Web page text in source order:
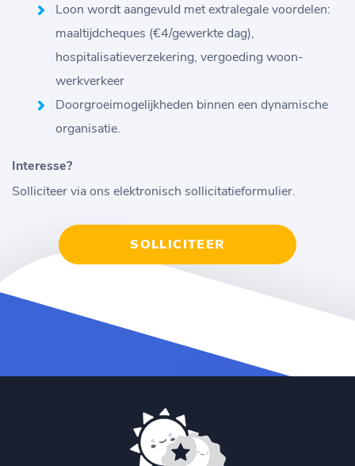
Loon wordt aangevuld met extralegale voordelen:
maaltijdcheques (€4/gewerkte dag),
hospitalisatieverzekering, vergoeding woon-
werkverkeer
Doorgroeimogelijkheden binnen een dynamische
organisatie.
Interesse?
Solliciteer via ons elektronisch sollicitatieformulier.
SOLLICITEER